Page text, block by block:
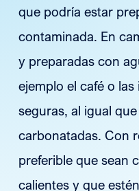
que podría estar
contaminada. En
y preparadas con
ejemplo el café o
seguras, al igual
carbonatadas. Con
preferible que sean
calientes y que